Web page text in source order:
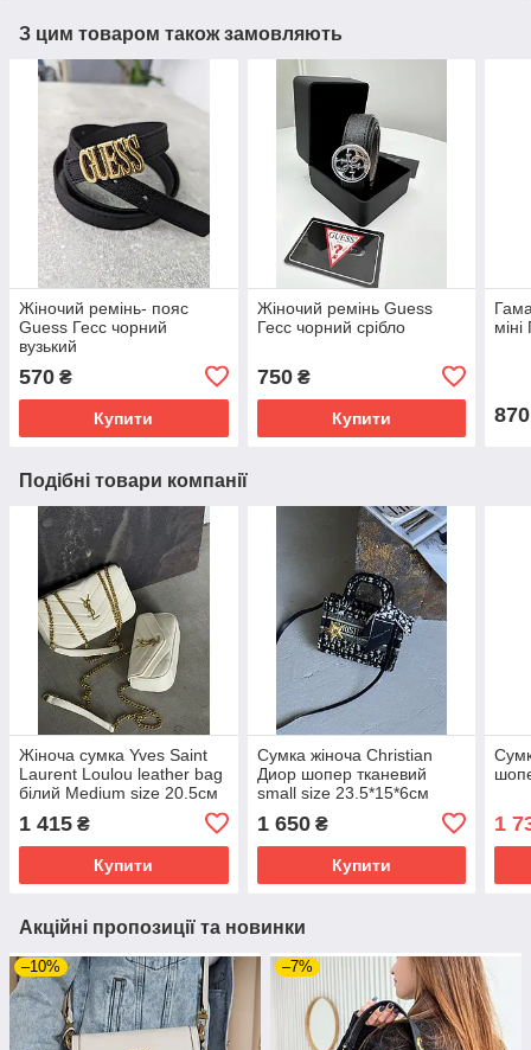
З цим товаром також замовляють
Жіночий ремінь- пояс
Guess Гесс чорний
вузький
570 ₴
Купити
Жіночий ремінь Guess
Гесс чорний срібло
750₴
Купити 870
Подібні товари компанії
Жіноча сумка Yves Saint
Laurent Loulou leather bag
білий Medium size 20.5см
1 415 ₴
Купити
Сумка жіноча Christian
Диор шопер тканевий
small size 23.5*15*6см
1 650₴
Купити
1
Акційні пропозиції та новинки
–10% –7%